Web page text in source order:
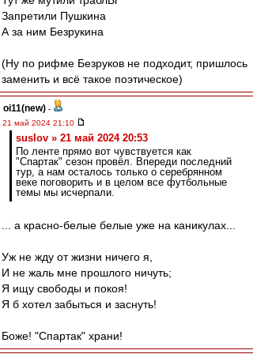
Запретили Пушкина
А за ним Безрукина
(Ну по рифме Безруков не подходит, пришлось
заменить и всё такое поэтическое)
oi11(new) -
21 май 2024 21:10
suslov » 21 май 2024 20:53
По ленте прямо вот чувствуется как
"Спартак" сезон провёл. Впереди последний
тур, а нам осталось только о серебрянном
веке поговорить и в целом все футбольные
темы мы исчерпали.
... а красно-белые белые уже на каникулах...
Уж не жду от жизни ничего я,
И не жаль мне прошлого ничуть;
Я ищу свободы и покоя!
Я б хотел забыться и заснуть!
Боже! "Спартак" храни!